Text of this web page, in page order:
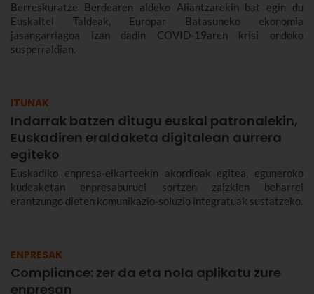
Berreskuratze Berdearen aldeko Aliantzarekin bat egin du
Euskaltel Taldeak, Europar Batasuneko ekonomia
jasangarriagoa izan dadin COVID-19aren krisi ondoko
susperraldian.
ITUNAK
Indarrak batzen ditugu euskal patronalekin,
Euskadiren eraldaketa digitalean aurrera
egiteko
Euskadiko enpresa-elkarteekin akordioak egitea, eguneroko
kudeaketan enpresaburuei sortzen zaizkien beharrei
erantzungo dieten komunikazio-soluzio integratuak sustatzeko.
ENPRESAK
Compliance: zer da eta nola aplikatu zure
enpresan